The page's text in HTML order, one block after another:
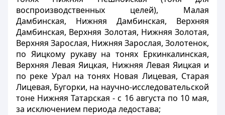
воспроизводственных целей), Малая
Дамбинская, Нижняя Дамбинская, Верхняя
Дамбинская, Верхняя Золотая, Нижняя Золотая,
Верхняя Зарослая, Нижняя Зарослая, Золотенок,
по Яицкому рукаву на тонях Еркинкалинская,
Верхняя Левая Яицкая, Нижняя Левая Яицкая и
по реке Урал на тонях Новая Лицевая, Старая
Лицевая, Бугорки, на научно-исследовательской
тоне Нижняя Татарская - с 16 августа по 10 мая,
за исключением периода ледостава;